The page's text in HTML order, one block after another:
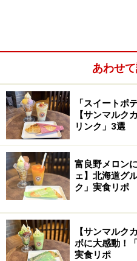
あわせ
「スイートポ
【サンマルク
リンク」3選
富良野メロン
ェ】北海道グ
ク」実食リポ
【サンマルク
ボに大感動！
実食リポ